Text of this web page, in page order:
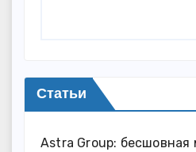
Статьи
Astra Group: бесшовная